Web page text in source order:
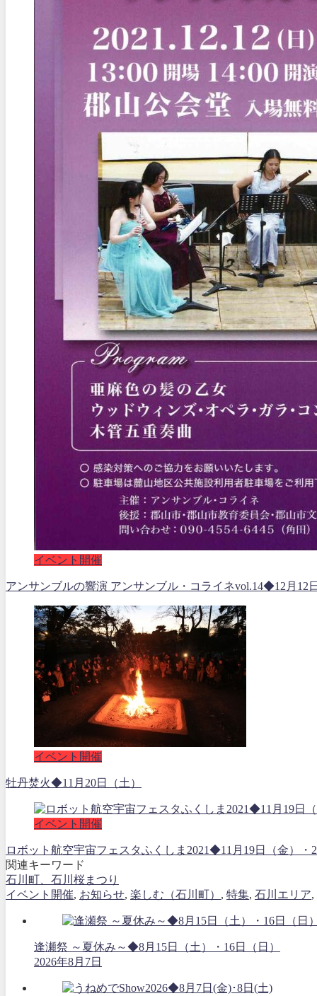
イベント開催
アンサンブルの響演 アンサンブル・コライネvol.14◆12月12
イベント開催
牡丹焚火◆11月20日（土）
イベント開催
ロボット航空宇宙フェスタふくしま2021◆11月19日（金
関連キーワード
石川町、石川桜まつり
イベント開催, お知らせ, 楽しむ（石川町） , 特集, 石川エリア,
逢瀬祭 ～夏休み～◆8月15日（土）・16日（日）
2026年8月7日